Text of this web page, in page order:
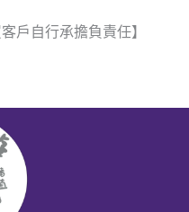
戶自行承擔負責任】